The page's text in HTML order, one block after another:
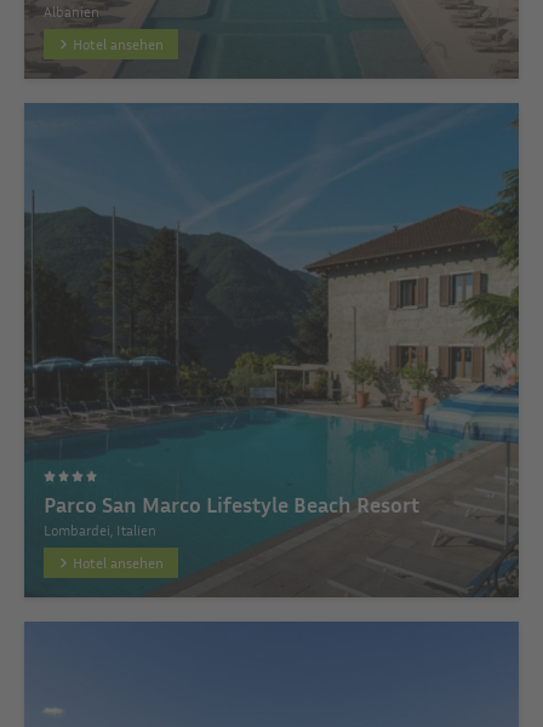
Albanien
Hotel ansehen
Parco San Marco Lifestyle Beach Resort
Lombardei, Italien
Hotel ansehen